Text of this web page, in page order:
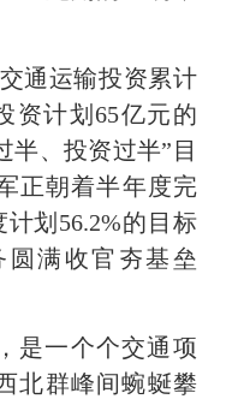
通运输投资累计
资计划65亿元的
半、投资过半”目
正朝着半年度完
划56.2%的目标
圆满收官夯基垒
是一个个交通项
北群峰间蜿蜒攀